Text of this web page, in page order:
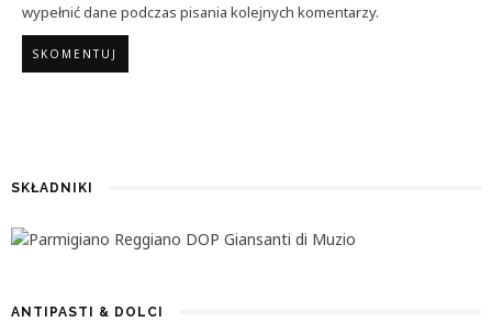
wypełnić dane podczas pisania kolejnych komentarzy.
SKŁADNIKI
ANTIPASTI & DOLCI